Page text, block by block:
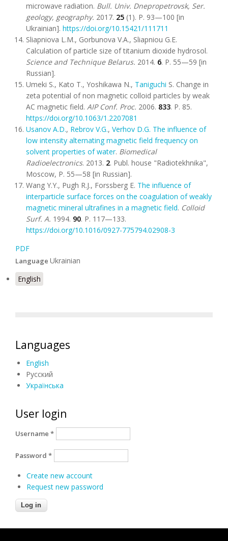
microwave radiation. Bull. Univ. Dnepropetrovsk, Ser.
geology, geography. 2017. 25 (1). P. 93—100 [in
Ukrainian]. https://doi.org/10.15421/111711
Sliapniova L.M., Gorbunova V.A., Sliapniou G.E.
Calculation of particle size of titanium dioxide hydrosol.
Science and Technique Belarus. 2014. 6. P. 55—59 [in
Russian].
Umeki S., Kato T., Yoshikawa N., Taniguchi S. Change in
zeta potential of non magnetic colloid particles by weak
AC magnetic field. AIP Conf. Proc. 2006. 833. P. 85.
https://doi.org/10.1063/1.2207081
Usanov A.D., Rebrov V.G., Verhov D.G. The influence of
low intensity alternating magnetic field frequency on
solvent properties of water. Biomedical
Radioelectronics. 2013. 2. Publ. house "Radiotekhnika",
Moscow, P. 55—58 [in Russian].
Wang Y.Y., Pugh R.J., Forssberg E. The influence of
interparticle surface forces on the coagulation of weakly
magnetic mineral ultrafines in a magnetic field. Colloid
Surf. A. 1994. 90. P. 117—133.
https://doi.org/10.1016/0927-775794.02908-3
PDF
Language Ukrainian
English
Languages
English
Русский
Українська
User login
Username *
Password *
Create new account
Request new password